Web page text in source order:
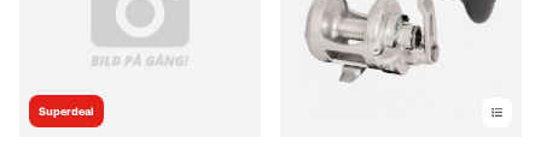
Superdeal